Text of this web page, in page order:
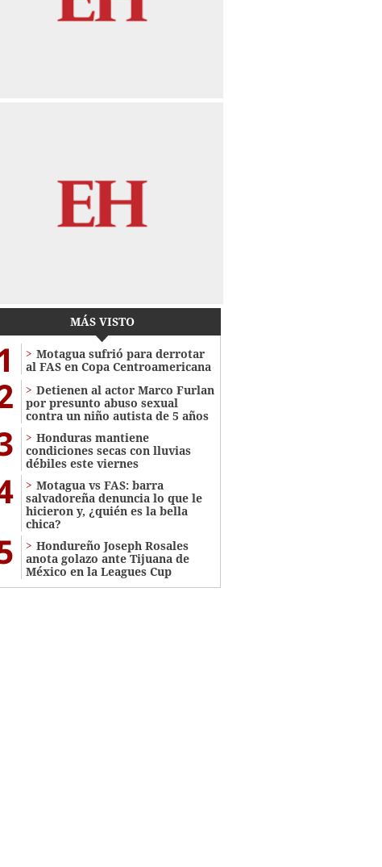
MÁS VISTO
Motagua sufrió para derrotar
al FAS en Copa Centroamericana
Detienen al actor Marco Furlan
por presunto abuso sexual
contra un niño autista de 5 años
Honduras mantiene
condiciones secas con lluvias
débiles este viernes
Motagua vs FAS: barra
salvadoreña denuncia lo que le
hicieron y, ¿quién es la bella
chica?
Hondureño Joseph Rosales
anota golazo ante Tijuana de
México en la Leagues Cup